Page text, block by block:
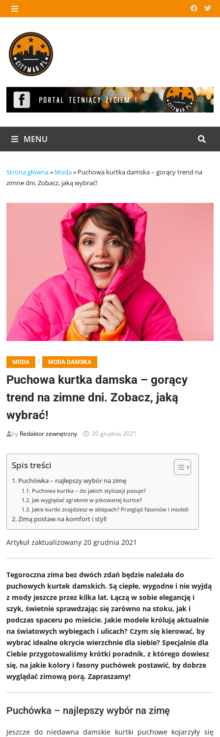
Skip
to
MENU
MENU
Strona główna» Moda» Puchowa kurtka damska – gorący trend na
zimne dni. Zobacz, jaką wybrać!
MODA / MODA DAMSKA
Puchowa kurtka damska – gorący
trend na zimne dni. Zobacz, jaką
wybrać!
by Redaktor zewnętrzny 20 grudnia 2021
Spis treści
Puchówka – najlepszy wybór na zimę
Puchowa kurtka – do jakich stylizacji pasuje?
Jak wyglądać zgrabnie w pikowanej kurtce?
Jakie kurtki znajdziesz w sklepach? Przegląd fasonów i modeli
Zimą postaw na komfort i styl!
Artykuł zaktualizowany 20 grudnia 2021
Tegoroczna zima bez dwóch zdań będzie należała do
puchowych kurtek damskich. Są ciepłe, wygodne i nie wyjdą
z mody jeszcze przez kilka lat. Łączą w sobie elegancję i
szyk, świetnie sprawdzając się zarówno na stoku, jak i
podczas spaceru po mieście. Jakie modele królują aktualnie
na światowych wybiegach i ulicach? Czym się kierować, by
wybrać idealne okrycie wierzchnie dla siebie? Specjalnie dla
Ciebie przygotowaliśmy krótki poradnik, z którego dowiesz
się, na jakie kolory i fasony puchówek postawić, by dobrze
wyglądać zimową porą. Zapraszamy!
Puchówka – najlepszy wybór na zimę
Jeszcze do niedawna damskie kurtki puchowe kojarzyły się